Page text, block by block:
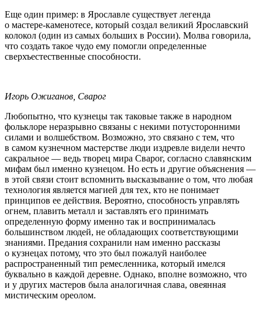
Еще один пример: в Ярославле существует легенда
о мастере-каменотесе, который создал великий Ярославский
колокол (один из самых больших в России). Молва говорила,
что создать такое чудо ему помогли определенные
сверхъестественные способности.
Игорь Ожиганов, Сварог
Любопытно, что кузнецы так таковые также в народном
фольклоре неразрывно связаны с некими потусторонними
силами и волшебством. Возможно, это связано с тем, что
в самом кузнечном мастерстве люди издревле видели нечто
сакральное — ведь творец мира Сварог, согласно славянским
мифам был именно кузнецом. Но есть и другие объяснения —
в этой связи стоит вспомнить высказывание о том, что любая
технология является магией для тех, кто не понимает
принципов ее действия. Вероятно, способность управлять
огнем, плавить металл и заставлять его принимать
определенную форму именно так и воспринималась
большинством людей, не обладающих соответствующими
знаниями. Предания сохранили нам именно рассказы
о кузнецах потому, что это был пожалуй наиболее
распространенный тип ремесленника, который имелся
буквально в каждой деревне. Однако, вполне возможно, что
и у других мастеров была аналогичная слава, овеянная
мистическим ореолом.